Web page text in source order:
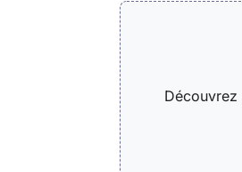
Découvrez